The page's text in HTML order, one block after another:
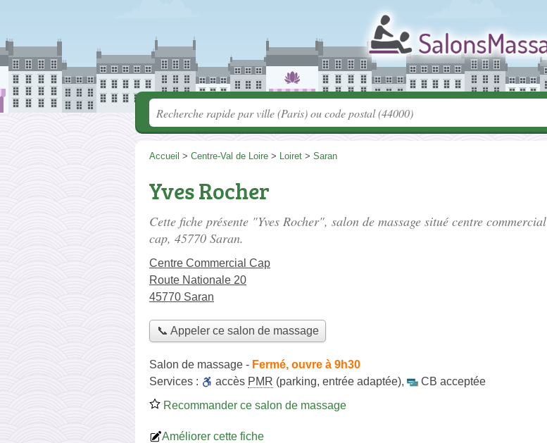
Accueil > Centre-Val de Loire > Loiret > Saran
Yves Rocher
Cette fiche présente "Yves Rocher", salon de massage situé centre commercial
cap, 45770 Saran.
Centre Commercial Cap
Route Nationale 20
45770 Saran
📞 Appeler ce salon de massage
Salon de massage - Fermé, ouvre à 9h30
Services :
accès PMR (parking, entrée adaptée),
CB acceptée
Recommander ce salon de massage
Améliorer cette fiche